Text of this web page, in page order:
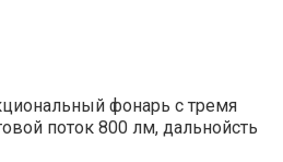
фонарь с тремя
поток 800 лм, дальнойсть